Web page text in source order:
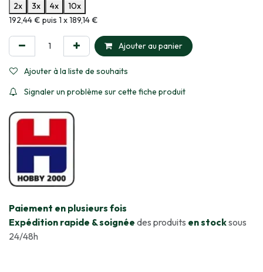
2x
3x 4x
10x
Informations sur le plan de paiement sélectionné
192,44 € puis 1 x 189,14 €
Ajouter au panier
Ajouter à la liste de souhaits
Signaler un problème sur cette fiche produit
​Paiement en plusieurs fois
Expédition rapide & soignée des produits en stocksous
24/48h